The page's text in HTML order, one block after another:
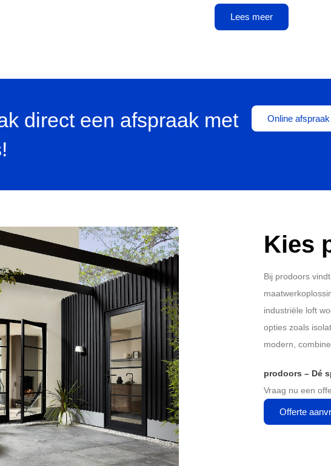
Lees meer
direct een afspraak met
Online
Kies
Bij prodoors
industriële loft
opties zoals
modern,
prodoors – Dé
Vraag nu een
Offerte